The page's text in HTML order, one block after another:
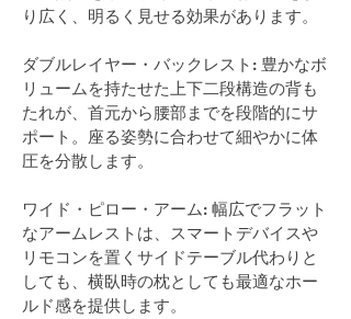
り広く、明るく見せる効果があります。
ダブルレイヤー・バックレスト: 豊かなボ
リュームを持たせた上下二段構造の背も
たれが、首元から腰部までを段階的にサ
ポート。座る姿勢に合わせて細やかに体
圧を分散します。
ワイド・ピロー・アーム: 幅広でフラット
なアームレストは、スマートデバイスや
リモコンを置くサイドテーブル代わりと
しても、横臥時の枕としても最適なホー
ルド感を提供します。